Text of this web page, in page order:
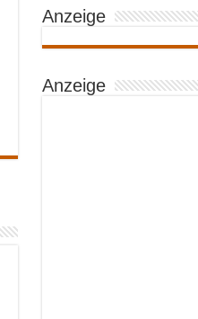
Anzeige
Anzeige